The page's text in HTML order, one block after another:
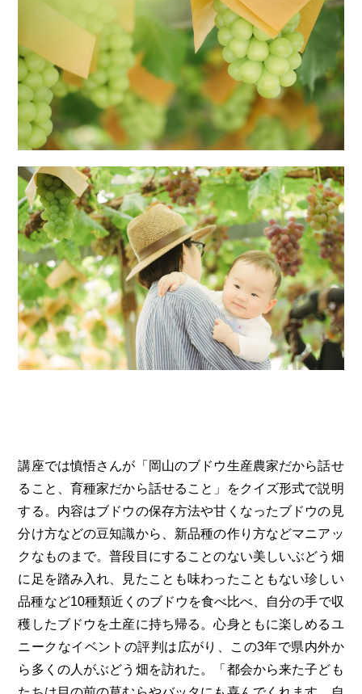
講座では慎悟さんが「岡山のブドウ生産農家だから話せ
ること、育種家だから話せること」をクイズ形式で説明
する。内容はブドウの保存方法や甘くなったブドウの見
分け方などの豆知識から、新品種の作り方などマニアッ
クなものまで。普段目にすることのない美しいぶどう畑
に足を踏み入れ、見たことも味わったこともない珍しい
品種など10種類近くのブドウを食べ比べ、自分の手で収
穫したブドウを土産に持ち帰る。心身ともに楽しめるユ
ニークなイベントの評判は広がり、この3年で県内外か
ら多くの人がぶどう畑を訪れた。「都会から来た子ども